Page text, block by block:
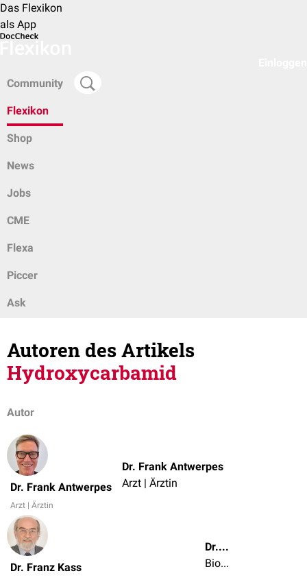
Das Flexikon
als App
Community
Flexikon
Shop
News
Jobs
CME
Flexa
Piccer
Ask
Autoren des Artikels
Hydroxycarbamid
Autor
Dr. Frank Antwerpes
Arzt | Ärztin
Dr. Frank Antwerpes
Arzt | Ärztin
Dr. Franz Kass
Dr. Franz Kass
Biologe/in | Chemiker/in | Naturwissenschaftler/in